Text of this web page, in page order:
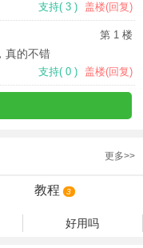
支持( 3 ) 盖楼(回复)
第 1 楼
真的不错
支持( 0 ) 盖楼(回复)
更多>>
教程 3
好用吗